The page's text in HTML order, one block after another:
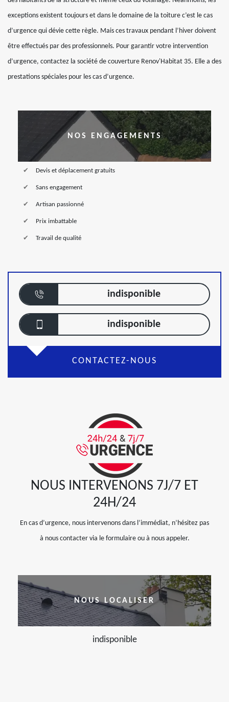
exceptions existent toujours et dans le domaine de la toiture c’est le cas
d’urgence qui dévie cette règle. Mais ces travaux pendant l’hiver doivent
être effectués par des professionnels. Pour garantir votre intervention
d’urgence, contactez la société de couverture Renov'Habitat 35. Elle a des
prestations spéciales pour les cas d’urgence.
NOS ENGAGEMENTS
Devis et déplacement gratuits
Sans engagement
Artisan passionné
Prix imbattable
Travail de qualité
indisponible
indisponible
CONTACTEZ-NOUS
NOUS INTERVENONS 7J/7 ET
24H/24
En cas d’urgence, nous intervenons dans l’immédiat, n’hésitez pas
à nous contacter via le formulaire ou à nous appeler.
NOUS LOCALISER
indisponible